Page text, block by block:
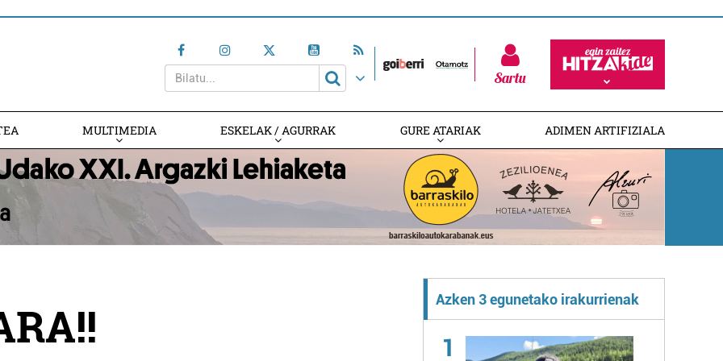
Sartu
MULTIMEDIA ESKELAK / AGURRAK GURE ATARIAK ADIMEN ARTIFIZIALA
Azken 3 egunetako irakurrienak
1